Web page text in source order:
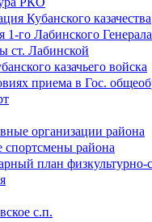
Кубанского казачества
1-го Лабинского
ст. Лабинской
казачьего войска
приема в Гос.
организации района
района
план
с.п.